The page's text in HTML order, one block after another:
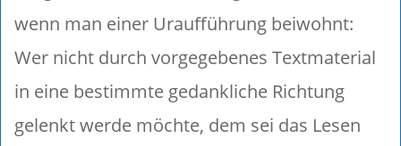
wenn man einer Uraufführung beiwohnt:
Wer nicht durch vorgegebenes Textmaterial
in eine bestimmte gedankliche Richtung
gelenkt werde möchte, dem sei das Lesen